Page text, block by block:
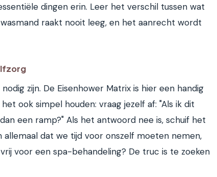
dingen erin. Leer het verschil tussen wat
raakt nooit leeg, en het aanrecht wordt
zijn. De Eisenhower Matrix is hier een handig
ook simpel houden: vraag jezelf af: "Als ik dit
een ramp?" Als het antwoord nee is, schuif het
dat we tijd voor onszelf moeten nemen,
voor een spa-behandeling? De truc is te zoeken